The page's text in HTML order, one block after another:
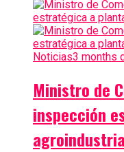
Noticias3 months
Ministro de
inspección